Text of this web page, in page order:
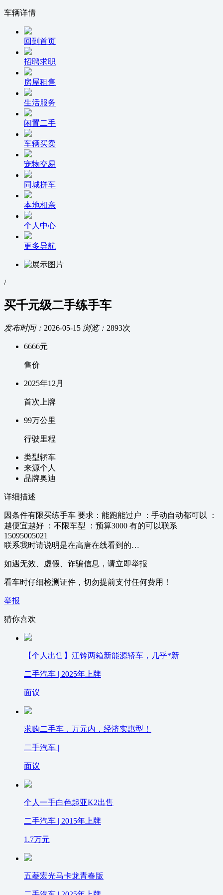
车辆详情
回到首页
招聘求职
房屋租售
生活服务
闲置二手
车辆买卖
宠物交易
同城拼车
本地相亲
个人中心
更多导航
/
买千元级二手练手车
发布时间： 2026-05-15 浏览： 2893次
6666元
售价
2025年12 月
首次上牌
99万公里
行驶里程
类型轿车
来源个人
品牌奥迪
详细描述
因条件有限买练手车 要求：能跑能过户 ：手动自动都可以 ：
越便宜越好 ：不限车型 ：预算3000 有的可以联系
15095005021
联系我时请说明是在高唐在线看到的…
如遇无效、虚假、诈骗信息，请立即举报
看车时仔细检测证件，切勿提前支付任何费用！
举报
猜你喜欢
【个人出售】江铃两箱新能源轿车，几乎*新
二手汽车 | 2025年上牌
面议
求购二手车，万元内，经济实惠型！
二手汽车 |
面议
个人一手白色起亚K2出售
二手汽车 | 2015年上牌
1.7万元
五菱宏光马卡龙青春版